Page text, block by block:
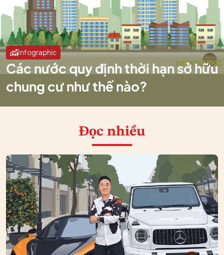
Infographic
Các nước quy định thời hạn sở hữu
chung cư như thế nào?
Đọc nhiều